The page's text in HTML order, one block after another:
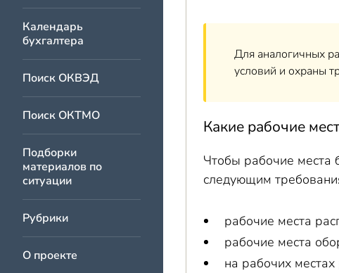
Календарь
бухгалтера
Поиск ОКВЭД
Поиск ОКТМО
Подборки
материалов по
ситуации
Рубрики
О проекте
Для аналогичных
условий и охраны
Какие рабочие
Чтобы рабочие места
следующим
рабочие места
рабочие места
на рабочих